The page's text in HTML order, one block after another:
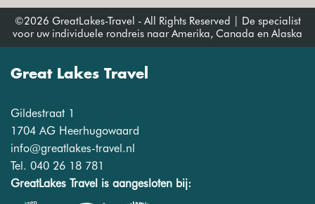
©2026 GreatLakes-Travel - All Rights Reserved | De specialist
voor uw individuele rondreis naar Amerika, Canada en Alaska
Great Lakes Travel
Gildestraat 1
1704 AG Heerhugowaard
info@greatlakes-travel.nl
Tel. 040 26 18 781
GreatLakes Travel is aangesloten bij: